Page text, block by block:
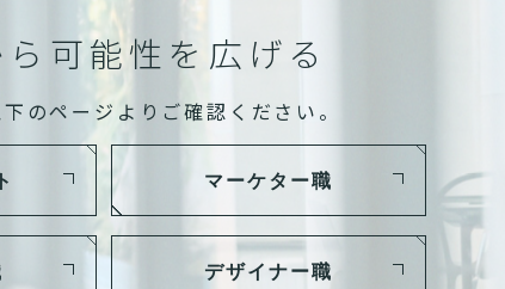
可能性を広げる
のページよりご確認ください。
マーケター職
デザイナー職